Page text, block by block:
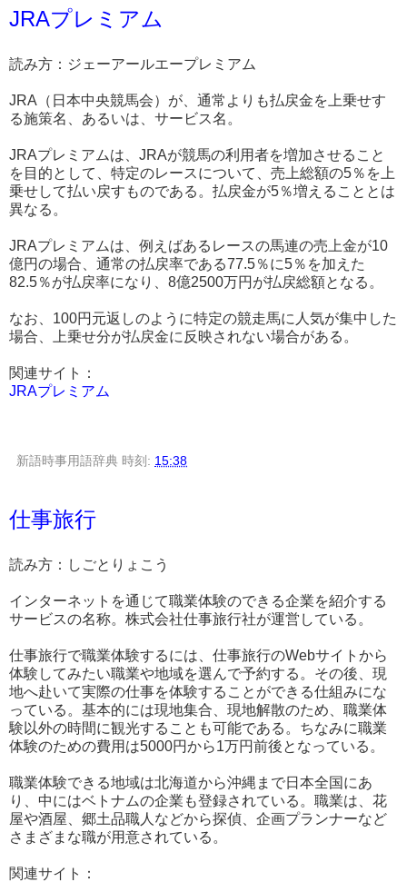
JRAプレミアム
読み方：ジェーアールエープレミアム
JRA（日本中央競馬会）が、通常よりも払戻金を上乗せす
る施策名、あるいは、サービス名。
JRAプレミアムは、JRAが競馬の利用者を増加させること
を目的として、特定のレースについて、売上総額の5％を上
乗せして払い戻すものである。払戻金が5％増えることとは
異なる。
JRAプレミアムは、例えばあるレースの馬連の売上金が10
億円の場合、通常の払戻率である77.5％に5％を加えた
82.5％が払戻率になり、8億2500万円が払戻総額となる。
なお、100円元返しのように特定の競走馬に人気が集中した
場合、上乗せ分が払戻金に反映されない場合がある。
関連サイト：
JRAプレミアム
新語時事用語辞典 時刻: 15:38
仕事旅行
読み方：しごとりょこう
インターネットを通じて職業体験のできる企業を紹介する
サービスの名称。株式会社仕事旅行社が運営している。
仕事旅行で職業体験するには、仕事旅行のWebサイトから
体験してみたい職業や地域を選んで予約する。その後、現
地へ赴いて実際の仕事を体験することができる仕組みにな
っている。基本的には現地集合、現地解散のため、職業体
験以外の時間に観光することも可能である。ちなみに職業
体験のための費用は5000円から1万円前後となっている。
職業体験できる地域は北海道から沖縄まで日本全国にあ
り、中にはベトナムの企業も登録されている。職業は、花
屋や酒屋、郷土品職人などから探偵、企画プランナーなど
さまざまな職が用意されている。
関連サイト：